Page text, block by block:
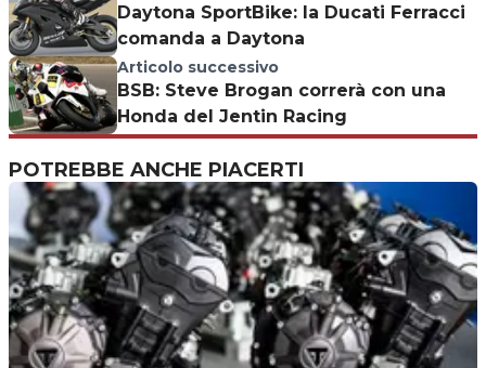
Daytona SportBike: la Ducati Ferracci
comanda a Daytona
Articolo successivo
BSB: Steve Brogan correrà con una
Honda del Jentin Racing
POTREBBE ANCHE PIACERTI